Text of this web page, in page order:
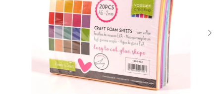
MOJE OBJEDNÁVKA
Kontakty Moje objednávka
Oblíbené ♥️
Hodnocení obchodu
Obchodní podmínky
Ověřování recenzí